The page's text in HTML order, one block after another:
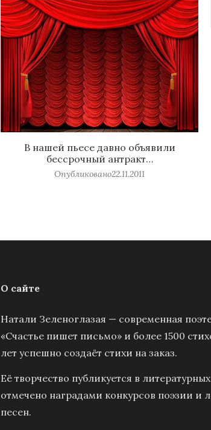
В нашей пьесе давно объявили
бессрочный антракт…
Опубликовано22.11.2011
О сайте
Натали Зеленоглазая — современная
«Счастье пишет письмо» и более 1500
лет успешно создаёт стихи на заказ.
Её творчество публикуется в
отмечено наградами конкурсов поэзии и
песен.